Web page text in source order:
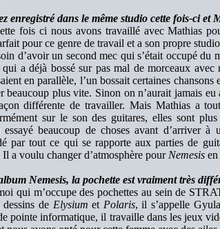
enregistré dans le même studio cette fois-ci et
fois ci nous avons travaillé avec Mathias
pour ce genre de travail et a son propre
d’avoir un second mec qui s’était occupé
a déjà bossé sur pas mal de morceaux avec
en parallèle, l’un bossait certaines
beaucoup plus vite. Sinon on n’aurait jamais
différente de travailler. Mais Mathias a
sur le son des guitares, elles sont
beaucoup de choses avant d’arriver à
par tout ce qui se rapporte aux parties de
a voulu changer d’atmosphère pour Nemesis
Nemesis, la pochette est vraiment très
qui m’occupe des pochettes au sein de
de Elysium et Polaris, il s’appelle
pointe informatique, il travaille dans les jeux